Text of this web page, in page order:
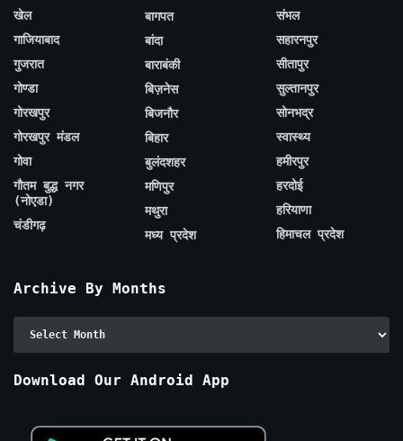
खेल
गाजियाबाद
गुजरात
गोण्डा
गोरखपुर
गोरखपुर मंडल
गोवा
गौतम बुद्ध नगर
(नोएडा)
चंडीगढ़
बागपत
बांदा
बाराबंकी
बिज़नेस
बिजनौर
बिहार
बुलंदशहर
मणिपुर
मथुरा
मध्य प्रदेश
संभल
सहारनपुर
सीतापुर
सुल्तानपुर
सोनभद्र
स्वास्थ्य
हमीरपुर
हरदोई
हरियाणा
हिमाचल प्रदेश
Archive By Months
Download Our Android App